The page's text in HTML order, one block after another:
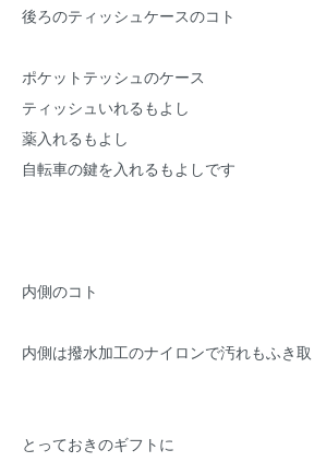
後ろのティッシュケースのコト
ポケットテッシュのケース
ティッシュいれるもよし
薬入れるもよし
自転車の鍵を入れるもよしです
内側のコト
内側は撥水加工のナイロンで汚れもふき
とっておきのギフトに